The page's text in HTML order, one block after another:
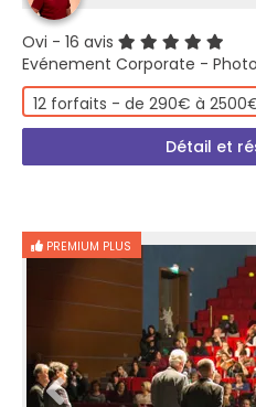
Ovi - 16 avis
Evénement Corporate -
12 forfaits - de 290€ à
Détail et
PREMIUM PLUS